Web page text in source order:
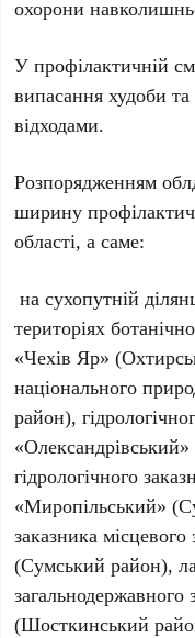
охорони
У профілактичній
випасання худоби
відходами.
Розпорядженням
ширину
області, а саме:
на сухопутній
територіях
«Чехів Яр»
національного
район),
гідрологічного
«Миропільський»
заказника
(Сумський район),
(Шосткинський